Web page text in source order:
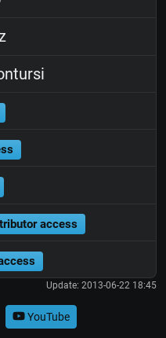
access
Update: 2013-06-22 18:45
YouTube